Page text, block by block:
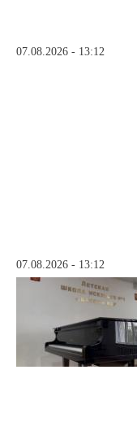
07.08.2026 - 13:12
07.08.2026 - 13:12